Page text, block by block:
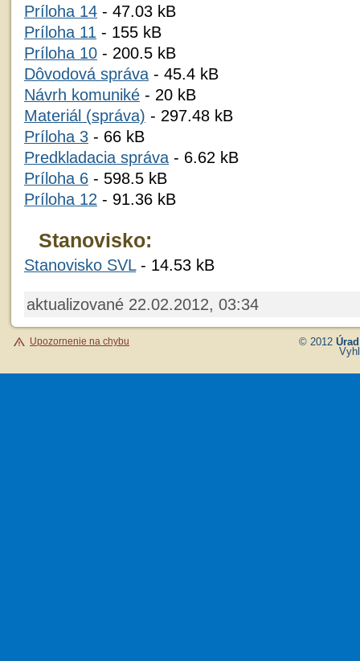
Príloha 14 - 47.03 kB
Príloha 11 - 155 kB
Príloha 10 - 200.5 kB
Dôvodová správa - 45.4 kB
Návrh komuniké - 20 kB
Materiál (správa) - 297.48 kB
Príloha 3 - 66 kB
Predkladacia správa - 6.62 kB
Príloha 6 - 598.5 kB
Príloha 12 - 91.36 kB
Stanovisko:
Stanovisko SVL- 14.53 kB
aktualizované 22.02.2012, 03:34
Upozornenie na chybu © 2012